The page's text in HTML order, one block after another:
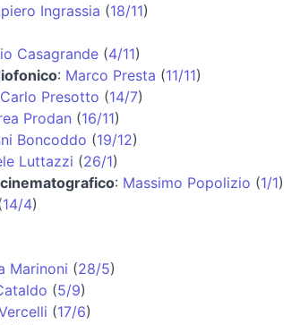
Ingrassia (18/11)
Casagrande(4/11)
: Marco Presta (11/11)
Carlo Presotto (14/7)
Prodan (16/11)
Boncoddo (19/12)
Luttazzi (26/1)
: Massimo Popolizio (1/1)
14/4)
Marinoni (28/5)
(5/9)
(17/6)